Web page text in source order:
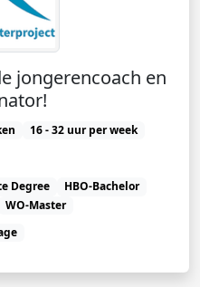
jongerencoach en
16 - 32 uur per week
Degree
HBO-Bachelor
WO-Master